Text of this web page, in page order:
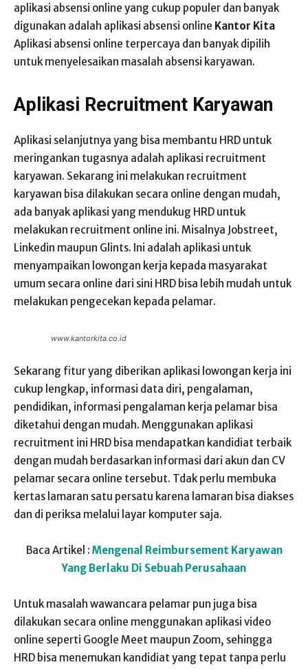
aplikasi absensi online yang cukup populer dan banyak
digunakan adalah aplikasi absensi online Kantor Kita
Aplikasi absensi online terpercaya dan banyak dipilih
untuk menyelesaikan masalah absensi karyawan.
Aplikasi Recruitment Karyawan
Aplikasi selanjutnya yang bisa membantu HRD untuk
meringankan tugasnya adalah aplikasi recruitment
karyawan. Sekarang ini melakukan recruitment
karyawan bisa dilakukan secara online dengan mudah,
ada banyak aplikasi yang mendukug HRD untuk
melakukan recruitment online ini. Misalnya Jobstreet,
Linkedin maupun Glints. Ini adalah aplikasi untuk
menyampaikan lowongan kerja kepada masyarakat
umum secara online dari sini HRD bisa lebih mudah untuk
melakukan pengecekan kepada pelamar.
www.kantorkita.co.id
Sekarang fitur yang diberikan aplikasi lowongan kerja ini
cukup lengkap, informasi data diri, pengalaman,
pendidikan, informasi pengalaman kerja pelamar bisa
diketahui dengan mudah. Menggunakan aplikasi
recruitment ini HRD bisa mendapatkan kandidiat terbaik
dengan mudah berdasarkan informasi dari akun dan CV
pelamar secara online tersebut. Tdak perlu membuka
kertas lamaran satu persatu karena lamaran bisa diakses
dan di periksa melalui layar komputer saja.
Baca Artikel : Mengenal Reimbursement Karyawan
Yang Berlaku Di Sebuah Perusahaan
Untuk masalah wawancara pelamar pun juga bisa
dilakukan secara online menggunakan aplikasi video
online seperti Google Meet maupun Zoom, sehingga
HRD bisa menemukan kandidiat yang tepat tanpa perlu